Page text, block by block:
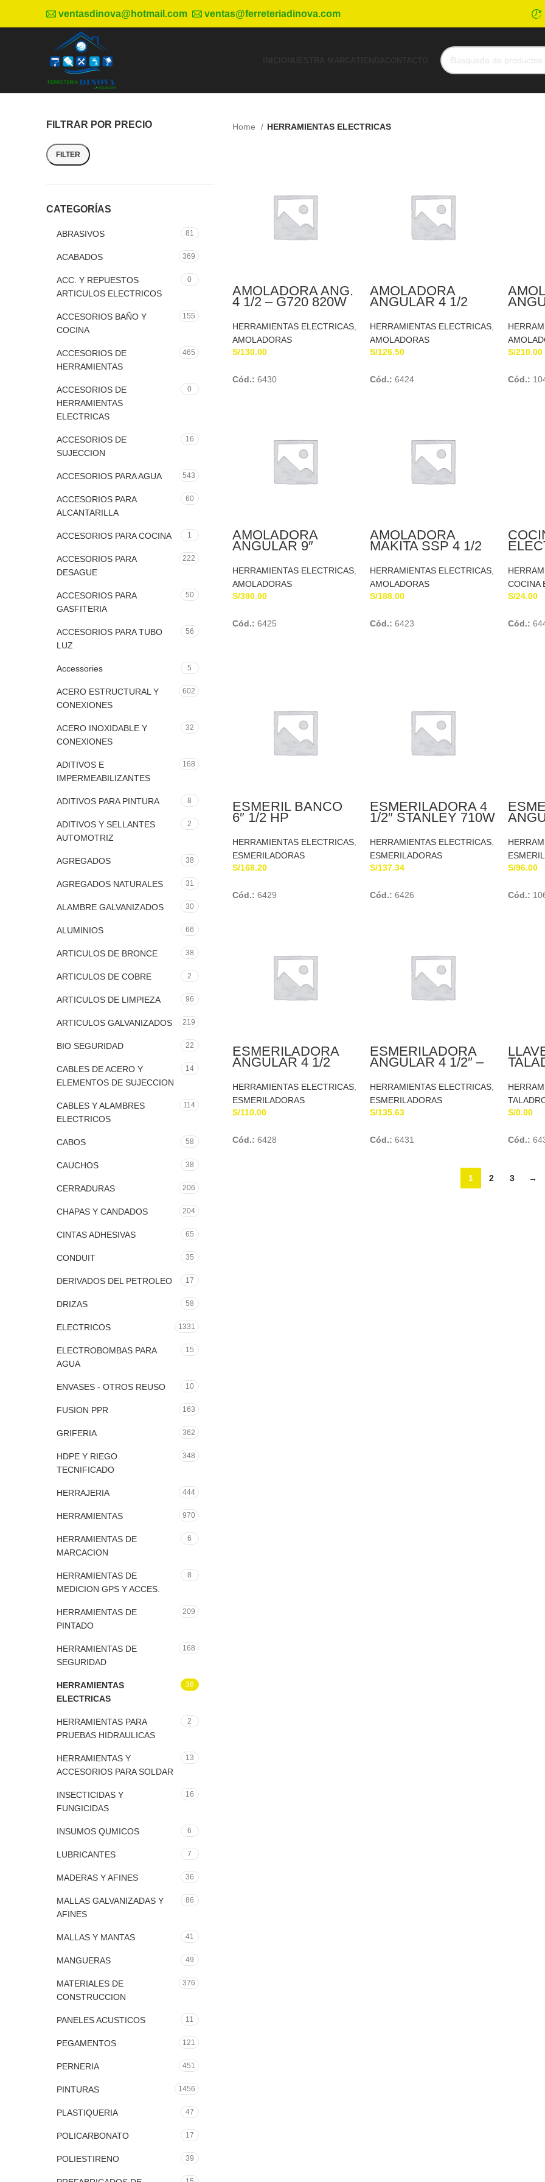
ventasdinova@hotmail.com ventas@ferreteriadinova.com
FILTRAR POR PRECIO
FILTER
CATEGORÍAS
ABRASIVOS 81
ACABADOS 369
ACC. Y REPUESTOS
ARTICULOS ELECTRICOS
0
ACCESORIOS BAÑO Y
COCINA
155
ACCESORIOS DE
HERRAMIENTAS
465
ACCESORIOS DE
HERRAMIENTAS
ELECTRICAS
0
ACCESORIOS DE
SUJECCION
16
ACCESORIOS PARA AGUA 543
ACCESORIOS PARA
ALCANTARILLA
60
ACCESORIOS PARA COCINA 1
ACCESORIOS PARA
DESAGUE
222
ACCESORIOS PARA
GASFITERIA
50
ACCESORIOS PARA TUBO
LUZ
56
Accessories 5
ACERO ESTRUCTURAL Y
CONEXIONES
602
ACERO INOXIDABLE Y
CONEXIONES
32
ADITIVOS E
IMPERMEABILIZANTES
168
ADITIVOS PARA PINTURA 8
ADITIVOS Y SELLANTES
AUTOMOTRIZ
2
AGREGADOS 38
AGREGADOS NATURALES 31
ALAMBRE GALVANIZADOS 30
ALUMINIOS 66
ARTICULOS DE BRONCE 38
ARTICULOS DE COBRE 2
ARTICULOS DE LIMPIEZA 96
ARTICULOS GALVANIZADOS 219
BIO SEGURIDAD 22
CABLES DE ACERO Y
ELEMENTOS DE SUJECCION
14
CABLES Y ALAMBRES
ELECTRICOS
114
CABOS 58
CAUCHOS 38
CERRADURAS 206
CHAPAS Y CANDADOS 204
CINTAS ADHESIVAS 65
CONDUIT 35
DERIVADOS DEL PETROLEO 17
DRIZAS 58
ELECTRICOS 1331
ELECTROBOMBAS PARA
AGUA
15
ENVASES - OTROS REUSO 10
FUSION PPR 163
GRIFERIA 362
HDPE Y RIEGO
TECNIFICADO
348
HERRAJERIA 444
HERRAMIENTAS 970
HERRAMIENTAS DE
MARCACION
6
HERRAMIENTAS DE
MEDICION GPS Y ACCES.
8
HERRAMIENTAS DE
PINTADO
209
HERRAMIENTAS DE
SEGURIDAD
168
HERRAMIENTAS
ELECTRICAS
36
HERRAMIENTAS PARA
PRUEBAS HIDRAULICAS
2
HERRAMIENTAS Y
ACCESORIOS PARA SOLDAR
13
INSECTICIDAS Y
FUNGICIDAS
16
INSUMOS QUMICOS 6
LUBRICANTES 7
MADERAS Y AFINES 36
MALLAS GALVANIZADAS Y
AFINES
86
MALLAS Y MANTAS 41
MANGUERAS 49
MATERIALES DE
CONSTRUCCION
376
PANELES ACUSTICOS 11
PEGAMENTOS 121
PERNERIA 451
PINTURAS 1456
PLASTIQUERIA 47
POLICARBONATO 17
POLIESTIRENO 39
Home HERRAMIENTAS ELECTRICAS
AMOLADORA ANG.
4 1/2 – G720 820W
HERRAMIENTAS ELECTRICAS,
AMOLADORAS
S/130.00
Cód.: 6430
AMOLADORA
ANGULAR 4 1/2
BLACK&DECKER
HERRAMIENTAS ELECTRICAS
AMOLADORAS
S/126.50
Cód.: 6424
S/210.00
Cód.:
AMOLADORA
ANGULAR 9″
WATTS
HERRAMIENTAS ELECTRICAS,
AMOLADORAS
S/390.00
Cód.: 6425
AMOLADORA
MAKITA SSP 4 1/2
HERRAMIENTAS ELECTRICAS,
AMOLADORAS
S/188.00
Cód.: 6423
COCINA
S/24.00
Cód.:
ESMERIL BANCO
6″ 1/2 HP
HERRAMIENTAS ELECTRICAS,
ESMERILADORAS
S/168.20
Cód.: 6429
ESMERILADORA 4
1/2″ STANLEY 710W
HERRAMIENTAS ELECTRICAS
ESMERILADORAS
S/137.34
Cód.: 6426
S/96.00
Cód.:
ESMERILADORA
ANGULAR 4 1/2
BLACK&DECKER
HERRAMIENTAS ELECTRICAS,
ESMERILADORAS
S/110.00
Cód.: 6428
ESMERILADORA
ANGULAR 4 1/2″ –
11025
HERRAMIENTAS ELECTRICAS
ESMERILADORAS
S/135.63
Cód.: 6431
S/0.00
Cód.:
1 2 3 →